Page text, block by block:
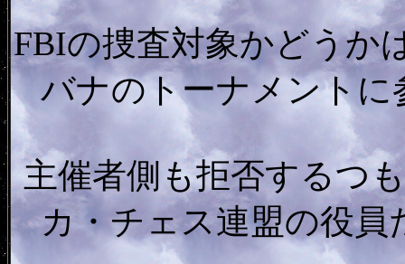
FBIの捜査対象かどうか
バナのトーナメント
主催者側も拒否するつ
カ・チェス連盟の役